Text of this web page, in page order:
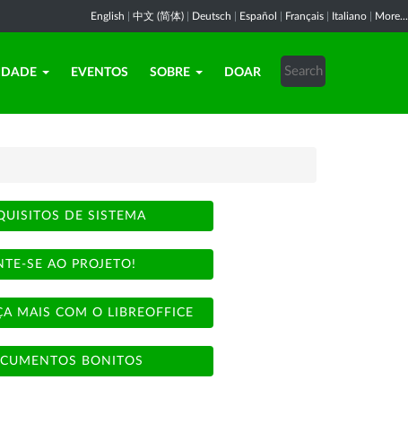
English 中文 (简体) Deutsch Español Français Italiano More...
EVENTOS SOBRE DOAR
DE SISTEMA
SE AO PROJETO!
MAIS COM O LIBREOFFICE
BONITOS